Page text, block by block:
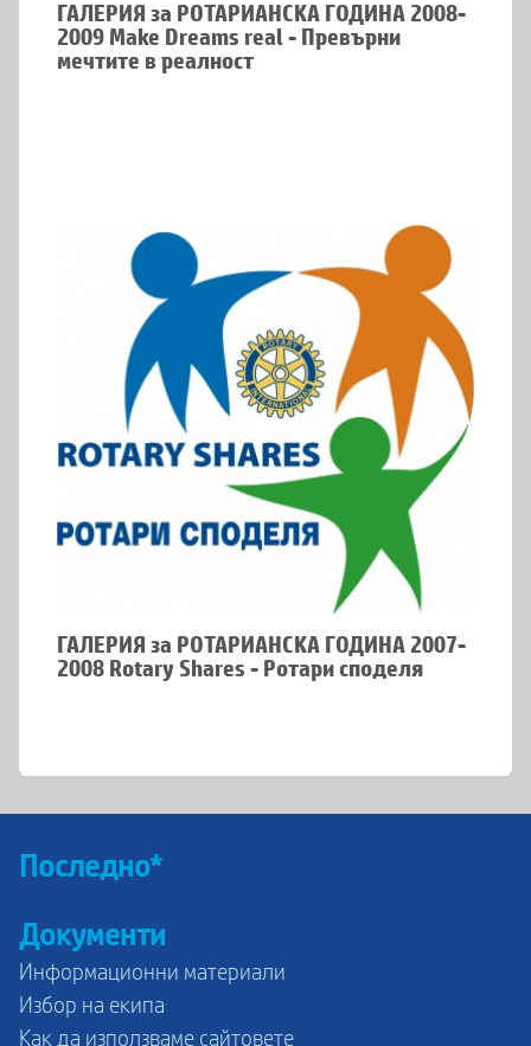
ГАЛЕРИЯ за РОТАРИАНСКА ГОДИНА 2008-
2009 Make Dreams real - Превърни
мечтите в реалност
ГАЛЕРИЯ за РОТАРИАНСКА ГОДИНА 2007-
2008 Rotary Shares - Ротари споделя
Последно*
Документи
Информационни материали
Избор на екипа
Как да използваме сайтовете